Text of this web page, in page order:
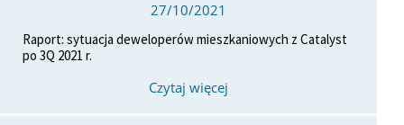
27/10/2021
Raport: sytuacja deweloperów mieszkaniowych z Catalyst
po 3Q 2021 r.
Czytaj więcej